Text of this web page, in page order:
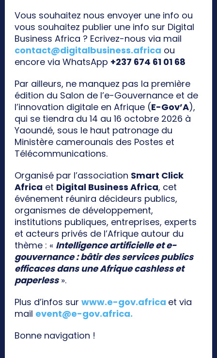
Vous souhaitez nous envoyer une info ou
vous souhaitez publier une info sur Digital
Business Africa ? Ecrivez-nous via mail
contact@digitalbusiness.africa ou
encore via WhatsApp +237 674 61 01 68
Par ailleurs, ne manquez pas la première
édition du Salon de l’e-Gouvernance et de
l’innovation digitale en Afrique (E-Gov’A),
qui se tiendra du 14 au 16 octobre 2026 à
Yaoundé, sous le haut patronage du
Ministère camerounais des Postes et
Télécommunications.
Organisé par l’association Smart Click
Africa et Digital Business Africa, cet
événement réunira décideurs publics,
organismes de développement,
institutions publiques, entreprises, experts
et acteurs privés de l’Afrique autour du
thème : « Intelligence artificielle et e-
gouvernance : bâtir des services publics
efficaces dans une Afrique cashless et
paperless».
Plus d’infos sur www.e-gov.africa et via
mail event@e-gov.africa.
Bonne navigation !